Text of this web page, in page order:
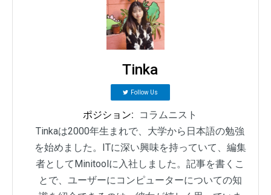
Tinka
Follow Us
ポジション:
コラムニスト
Tinkaは2000年生まれで、大学から日本語の勉強
を始めました。ITに深い興味を持っていて、編集
者としてMinitoolに入社しました。記事を書くこ
とで、ユーザーにコンピューターについての知